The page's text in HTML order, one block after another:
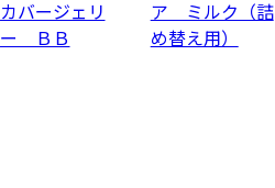
カバージェリ
ー ＢＢ
ア ミルク（詰
め替え用）